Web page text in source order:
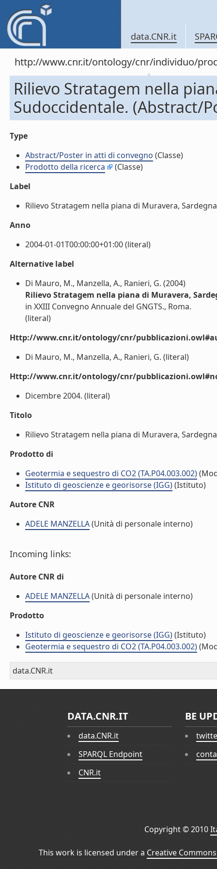
data.CNR.it
http://www.cnr.it/ontology/cnr/individuo/
Rilievo Stratagem nella
Sudoccidentale. (Abstract/
Type
Abstract/Poster in atti di convegno (Classe)
Prodotto della ricerca
(Classe)
Label
Rilievo Stratagem nella piana di Muravera,
Anno
2004-01-01T00:00:00+01:00 (literal)
Alternative label
Di Mauro, M., Manzella, A., Ranieri, G. (2004)
Rilievo Stratagem nella piana di Muravera,
in XXIII Convegno Annuale del GNGTS., Roma.
(literal)
Http://www.cnr.it/ontology/cnr/
Di Mauro, M., Manzella, A., Ranieri, G. (literal)
Http://www.cnr.it/ontology/cnr/
Dicembre 2004. (literal)
Titolo
Rilievo Stratagem nella piana di Muravera,
Prodotto di
Geotermia e sequestro di CO2 (TA.P04.003.002)
Istituto di geoscienze e georisorse (IGG)(Istituto)
Autore CNR
ADELE MANZELLA(Unità di personale interno)
Incoming links:
Autore CNR di
ADELE MANZELLA(Unità di personale interno)
Prodotto
Istituto di geoscienze e georisorse (IGG)(Istituto)
Geotermia e sequestro di CO2 (TA.P04.003.002)
data.CNR.it
DATA.CNR.IT
data.CNR.it
SPARQL Endpoint
CNR.it
BE
Copyright © 2010
This work is licensed under a Creative